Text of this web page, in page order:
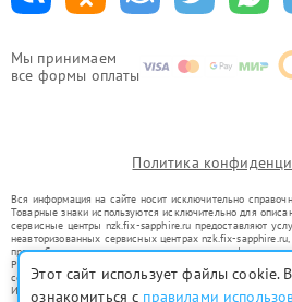
Мы принимаем
все формы оплаты
Политика
Вся информация на сайте носит исключительно
Товарные знаки используются исключительно для
сервисные центры nzk.fix-sapphire.ru предоставляют
неавторизованных сервисных центрах nzk.fix-
правообладателями товарных знаков или их
Ремонт осуществляется для устройств, уже введенных в
со статьей 1487 ГК РФ.
Использование товарных знаков не преследует цели
Этот сайт использует файлы cookie.
ознакомиться с правилами